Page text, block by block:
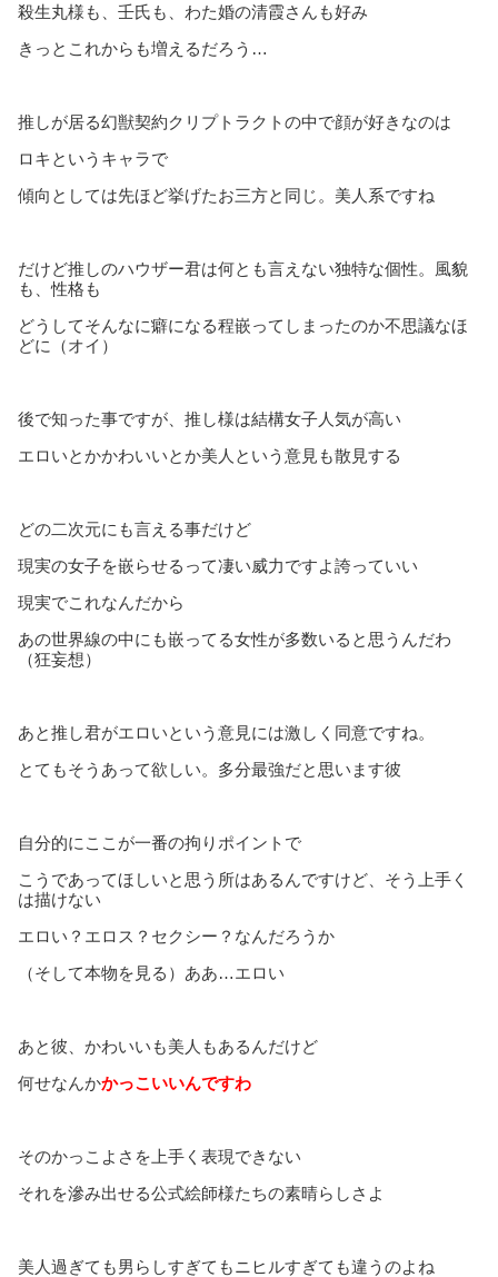
殺生丸様も、壬氏も、わた婚の清霞さんも好み
きっとこれからも増えるだろう…
推しが居る幻獣契約クリプトラクトの中で顔が好きなのは
ロキというキャラで
傾向としては先ほど挙げたお三方と同じ。美人系ですね
だけど推しのハウザー君は何とも言えない独特な個性。風貌
も、性格も
どうしてそんなに癖になる程嵌ってしまったのか不思議なほ
どに（オイ）
後で知った事ですが、推し様は結構女子人気が高い
エロいとかかわいいとか美人という意見も散見する
どの二次元にも言える事だけど
現実の女子を嵌らせるって凄い威力ですよ誇っていい
現実でこれなんだから
あの世界線の中にも嵌ってる女性が多数いると思うんだわ
（狂妄想）
あと推し君がエロいという意見には激しく同意ですね。
とてもそうあって欲しい。多分最強だと思います彼
自分的にここが一番の拘りポイントで
こうであってほしいと思う所はあるんですけど、そう上手く
は描けない
エロい？エロス？セクシー？なんだろうか
（そして本物を見る）ああ…エロい
あと彼、かわいいも美人もあるんだけど
何せなんかかっこいいんですわ
そのかっこよさを上手く表現できない
それを滲み出せる公式絵師様たちの素晴らしさよ
美人過ぎても男らしすぎてもニヒルすぎても違うのよね